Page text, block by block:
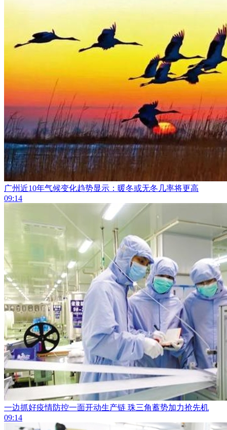
广州近10年气候变化趋势显示：暖冬或无冬几率将更高
09:14
一边抓好疫情防控一面开动生产链 珠三角蓄势加力抢先机
09:14